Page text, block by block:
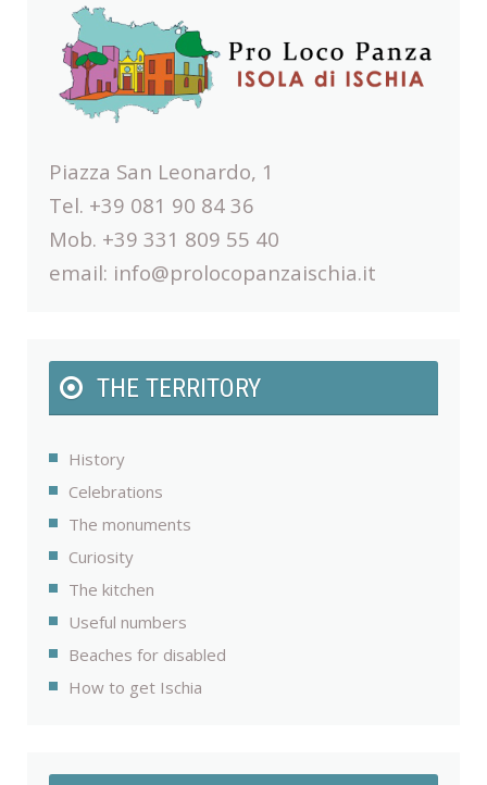
Piazza San Leonardo, 1
Tel. +39 081 90 84 36
Mob. +39 331 809 55 40
email: info@prolocopanzaischia.it
THE TERRITORY
History
Celebrations
The monuments
Curiosity
The kitchen
Useful numbers
Beaches for disabled
How to get Ischia